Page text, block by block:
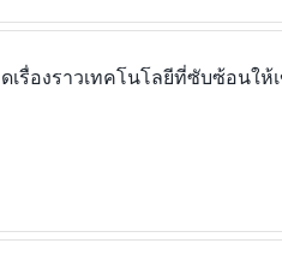
รื่องราวเทคโนโลยีที่ซับซ้อนใ